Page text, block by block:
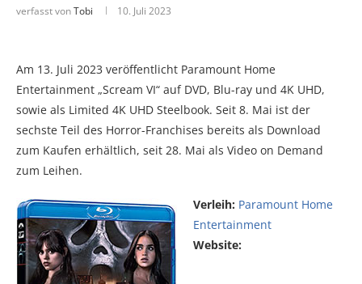
verfasst vonTobi 10. Juli 2023
Am 13. Juli 2023 veröffentlicht Paramount Home
Entertainment „Scream VI“ auf DVD, Blu-ray und 4K UHD,
sowie als Limited 4K UHD Steelbook. Seit 8. Mai ist der
sechste Teil des Horror-Franchises bereits als Download
zum Kaufen erhältlich, seit 28. Mai als Video on Demand
zum Leihen.
Verleih: Paramount Home
Entertainment
Website: